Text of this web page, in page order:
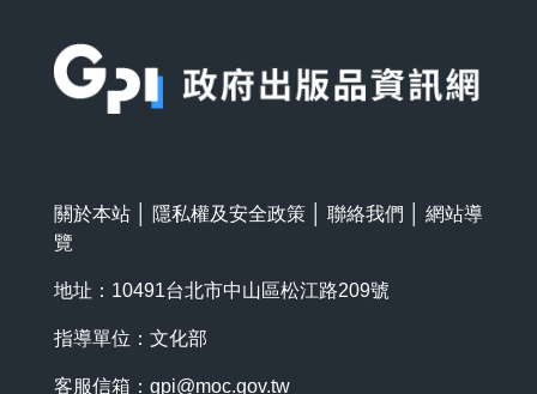
關於本站 隱私權及安全政策 聯絡我們
網站導
覽
地址：10491台北市中山區松江路209號
指導單位：文化部
客服信箱： gpi@moc.gov.tw